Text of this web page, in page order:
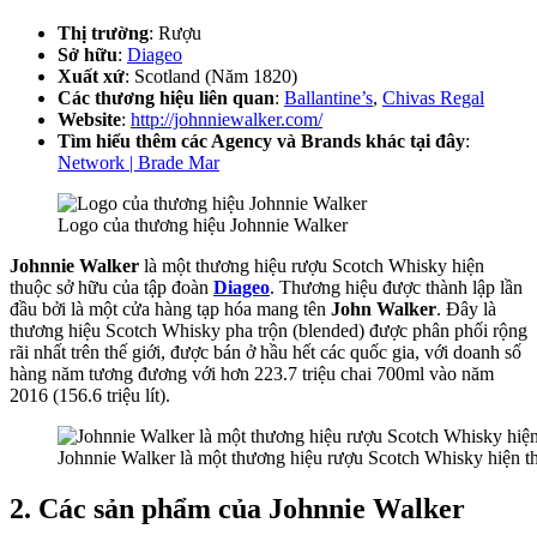
Thị trường: Rượu
Sở hữu: Diageo
Xuất xứ: Scotland (Năm 1820)
Các thương hiệu liên quan: Ballantine’s, Chivas Regal
Website: http://johnniewalker.com/
Tìm hiểu thêm các Agency và Brands khác tại đây:
Network | Brade Mar
Logo của thương hiệu Johnnie Walker
Johnnie Walker là một thương hiệu rượu Scotch Whisky hiện
thuộc sở hữu của tập đoàn Diageo. Thương hiệu được thành lập lần
đầu bởi là một cửa hàng tạp hóa mang tên John Walker. Đây là
thương hiệu Scotch Whisky pha trộn (blended) được phân phối rộng
rãi nhất trên thế giới, được bán ở hầu hết các quốc gia, với doanh số
hàng năm tương đương với hơn 223.7 triệu chai 700ml vào năm
2016 (156.6 triệu lít).
Johnnie Walker là một thương hiệu rượu Scotch Whisky hiện
2. Các sản phẩm của Johnnie Walker